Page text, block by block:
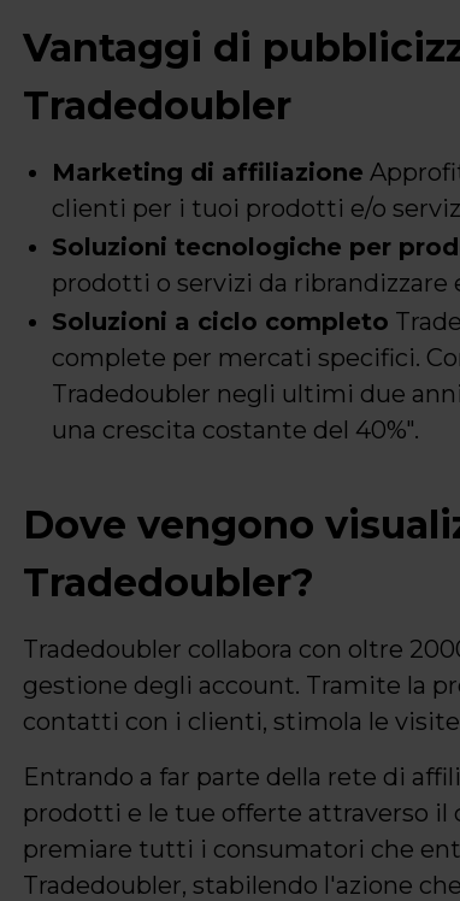
Vantaggi di
Tradedoubler
Marketing di affiliazione
clienti per i tuoi prodotti e/o
Soluzioni tecnologiche per
prodotti o servizi da
Soluzioni a ciclo completo
complete per mercati specifici.
Tradedoubler negli ultimi due
una crescita costante del 40%".
Dove vengono
Tradedoubler?
Tradedoubler collabora con oltre
gestione degli account. Tramite la
contatti con i clienti, stimola le
Entrando a far parte della rete di
prodotti e le tue offerte attraverso
premiare tutti i consumatori che
Tradedoubler, stabilendo l'azione